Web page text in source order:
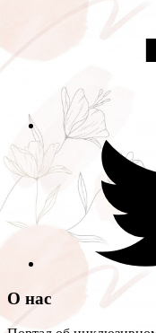
О нас